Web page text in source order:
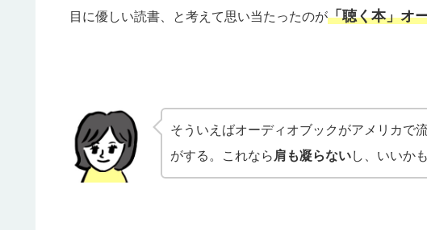
目に優しい読書、と考えて思い当たったのが「聴く本」オ
そういえばオーディオブックがアメリカで
がする。これなら 肩も凝らないし、いいか